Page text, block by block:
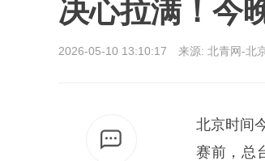
决心拉满！今
2026-05-10 13:10:17 来源: 北青网-北
北京时间
赛前，总